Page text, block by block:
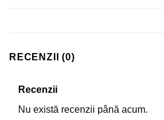
RECENZII (0)
Recenzii
Nu există recenzii până acum.